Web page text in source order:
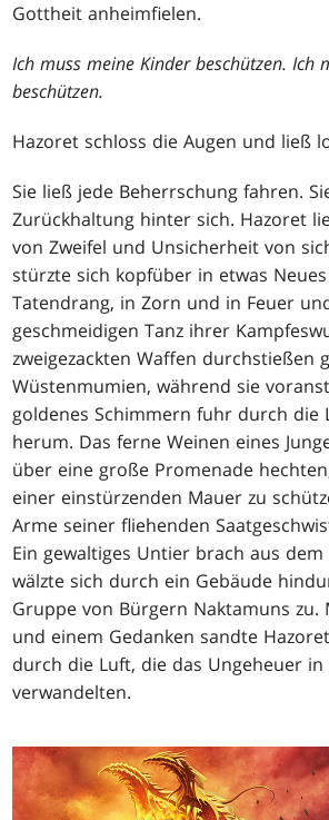
Gottheit anheimfielen.
Ich muss meine Kinder beschützen. Ich
beschützen.
Hazoret schloss die Augen und ließ
Sie ließ jede Beherrschung fahren.
Zurückhaltung hinter sich. Hazoret
von Zweifel und Unsicherheit von
stürzte sich kopfüber in etwas
Tatendrang, in Zorn und in Feuer
geschmeidigen Tanz ihrer
zweigezackten Waffen durchstießen
Wüstenmumien, während sie
goldenes Schimmern fuhr durch die
herum. Das ferne Weinen eines
über eine große Promenade
einer einstürzenden Mauer zu
Arme seiner fliehenden
Ein gewaltiges Untier brach aus
wälzte sich durch ein Gebäude
Gruppe von Bürgern Naktamuns
und einem Gedanken sandte
durch die Luft, die das Ungeheuer in
verwandelten.